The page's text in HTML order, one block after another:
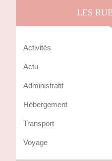
LES
Activités
Actu
Administratif
Hébergement
Transport
Voyage